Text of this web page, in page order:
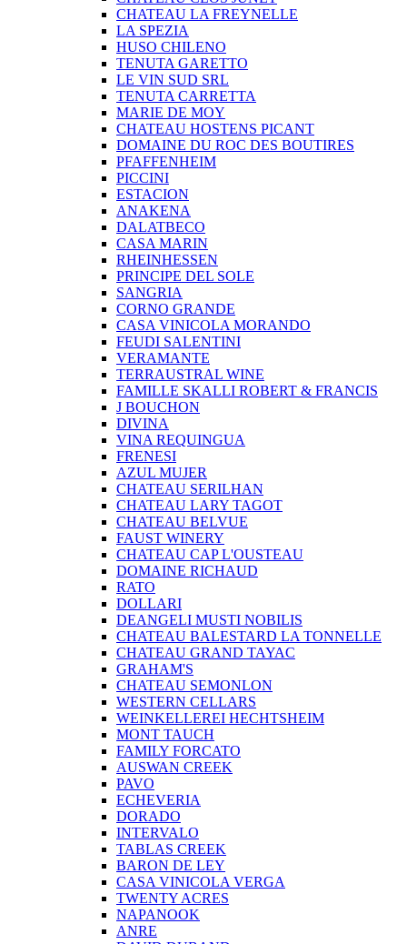
CHATEAU LA FREYNELLE
LA SPEZIA
HUSO CHILENO
TENUTA GARETTO
LE VIN SUD SRL
TENUTA CARRETTA
MARIE DE MOY
CHATEAU HOSTENS PICANT
DOMAINE DU ROC DES BOUTIRES
PFAFFENHEIM
PICCINI
ESTACION
ANAKENA
DALATBECO
CASA MARIN
RHEINHESSEN
PRINCIPE DEL SOLE
SANGRIA
CORNO GRANDE
CASA VINICOLA MORANDO
FEUDI SALENTINI
VERAMANTE
TERRAUSTRAL WINE
FAMILLE SKALLI ROBERT & FRANCIS
J BOUCHON
DIVINA
VINA REQUINGUA
FRENESI
AZUL MUJER
CHATEAU SERILHAN
CHATEAU LARY TAGOT
CHATEAU BELVUE
FAUST WINERY
CHATEAU CAP L'OUSTEAU
DOMAINE RICHAUD
RATO
DOLLARI
DEANGELI MUSTI NOBILIS
CHATEAU BALESTARD LA TONNELLE
CHATEAU GRAND TAYAC
GRAHAM'S
CHATEAU SEMONLON
WESTERN CELLARS
WEINKELLEREI HECHTSHEIM
MONT TAUCH
FAMILY FORCATO
AUSWAN CREEK
PAVO
ECHEVERIA
DORADO
INTERVALO
TABLAS CREEK
BARON DE LEY
CASA VINICOLA VERGA
TWENTY ACRES
NAPANOOK
ANRE